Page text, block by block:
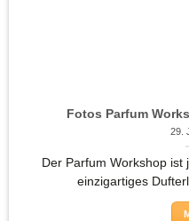
Fotos Parfum
29.
Der Parfum Workshop ist
einzigartiges